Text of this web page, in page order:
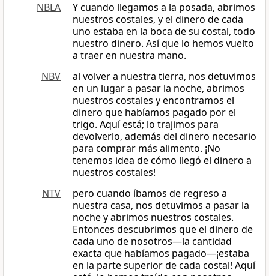
NBLA
Y cuando llegamos a la posada, abrimos
nuestros costales, y el dinero de cada
uno estaba en la boca de su costal, todo
nuestro dinero. Así que lo hemos vuelto
a traer en nuestra mano.
NBV
al volver a nuestra tierra, nos detuvimos
en un lugar a pasar la noche, abrimos
nuestros costales y encontramos el
dinero que habíamos pagado por el
trigo. Aquí está; lo trajimos para
devolverlo, además del dinero necesario
para comprar más alimento. ¡No
tenemos idea de cómo llegó el dinero a
nuestros costales!
NTV
pero cuando íbamos de regreso a
nuestra casa, nos detuvimos a pasar la
noche y abrimos nuestros costales.
Entonces descubrimos que el dinero de
cada uno de nosotros—la cantidad
exacta que habíamos pagado—¡estaba
en la parte superior de cada costal! Aquí